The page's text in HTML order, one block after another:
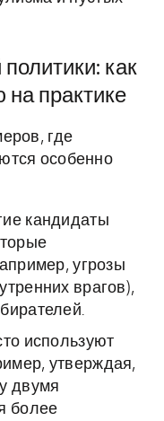
как
на практике
где
особенно
кандидаты
угрозы
врагов),
используют
утверждая,
двумя
более